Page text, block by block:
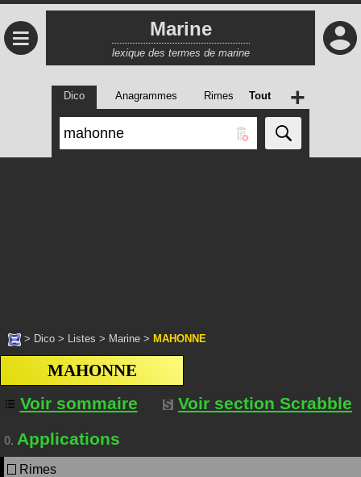
≡ Marine
lexique des termes de marine
Dico Anagrammes Rimes Tout +
> Dico > Listes > Marine > MAHONNE
MAHONNE
Voir sommaire
Voir section Scrabble
0. Applications
Rimes